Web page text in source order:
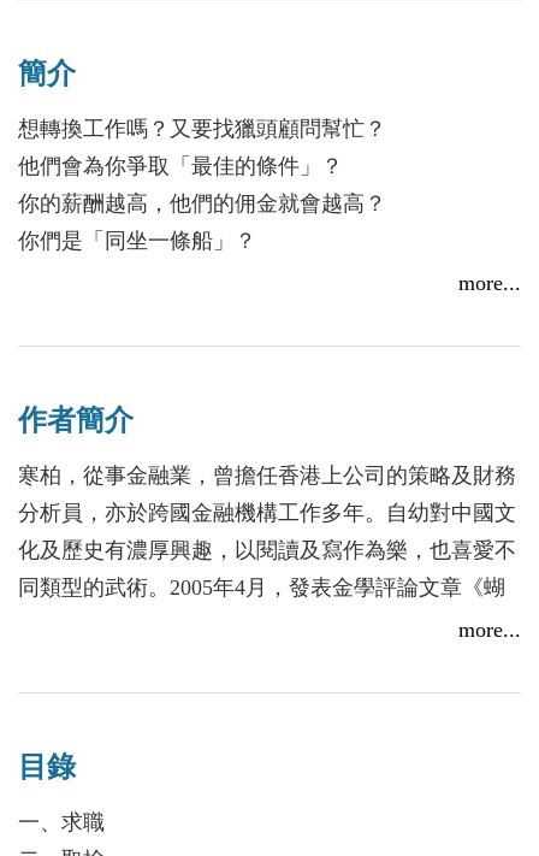
簡介
想轉換工作嗎？又要找獵頭顧問幫忙？
他們會為你爭取「最佳的條件」？
你的薪酬越高，他們的佣金就會越高？
你們是「同坐一條船」？
「同坐一條船」，又怎會反過來壓價？
說，
你便會明白這個遊戲，應該是怎樣玩的。
more...
作者簡介
寒柏，從事金融業，曾擔任香港上公司的策略及財務
分析員，亦於跨國金融機構工作多年。自幼對中國文
化及歷史有濃厚興趣，以閱讀及寫作為樂，也喜愛不
同類型的武術。2005年4月，發表金學評論文章《蝴
文學月刊《聯合文學》(第246期)。2014年6月，與友
笑》。現專注寫作，近期發表了《汴京遊俠傳》及
《獵頭交易》等小說。
more...
目錄
一、求職